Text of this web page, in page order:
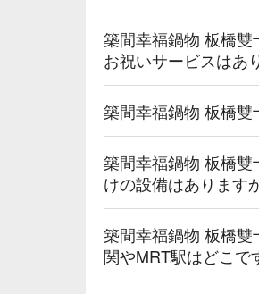
築間幸福鍋物 板橋
お祝いサービスはあ
築間幸福鍋物 板橋雙
築間幸福鍋物 板橋
けの設備はあります
築間幸福鍋物 板橋
関やMRT駅はどこで